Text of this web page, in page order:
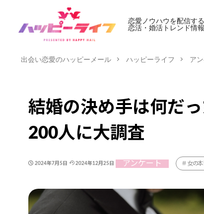
恋愛ノウハウを配信する
恋活・婚活トレンド情報
出会い恋愛のハッピーメール ハッピーライフ ア
結婚の決め手は何だ
200人に大調査
2024年7月5日 2024年12月25日 アンケート 女の